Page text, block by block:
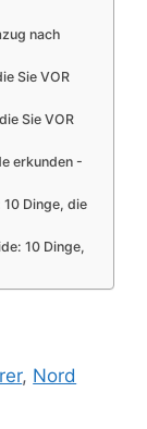
nach
Sie VOR
Sie VOR
erkunden -
Dinge, die
10 Dinge,
, Nord